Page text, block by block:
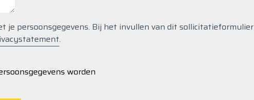
je persoonsgegevens. Bij het invullen van dit sollicitatieformulier
.
worden